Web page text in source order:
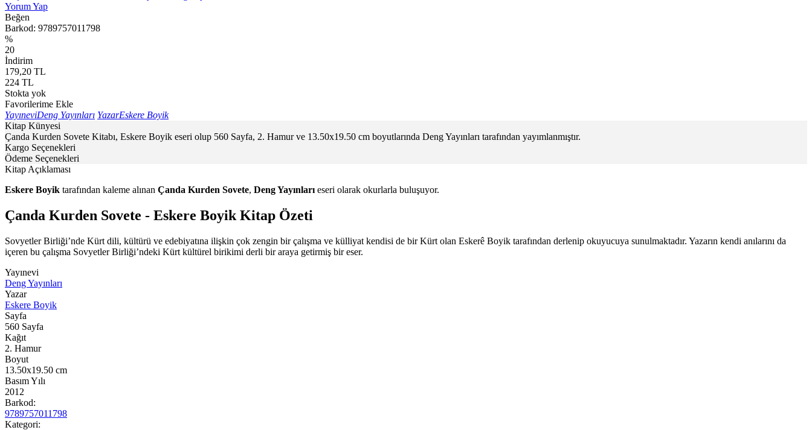
Yorum Yap
Beğen
Barkod: 9789757011798
%
20
İndirim
179,20 TL
224 TL
Stokta yok
Favorilerime Ekle
YayıneviDeng Yayınları YazarEskere Boyik
Kitap Künyesi
Çanda Kurden Sovete Kitabı, Eskere Boyik eseri olup 560 Sayfa, 2. Hamur ve 13.50x19.50 cm boyutlarında Deng Yayınları tarafından yayımlanmıştır.
Kargo Seçenekleri
Ödeme Seçenekleri
Kitap Açıklaması
Eskere Boyik tarafından kaleme alınan Çanda Kurden Sovete, Deng Yayınları eseri olarak okurlarla buluşuyor.
Çanda Kurden Sovete - Eskere Boyik Kitap Özeti
Sovyetler Birliği’nde Kürt dili, kültürü ve edebiyatına ilişkin çok zengin bir çalışma ve külliyat kendisi de bir Kürt olan Eskerê Boyik tarafından derlenip okuyucuya sunulmaktadır. Yazarın kendi anılarını da
içeren bu çalışma Sovyetler Birliği’ndeki Kürt kültürel birikimi derli bir araya getirmiş bir eser.
Yayınevi
Deng Yayınları
Yazar
Eskere Boyik
Sayfa
560 Sayfa
Kağıt
2. Hamur
Boyut
13.50x19.50 cm
Basım Yılı
2012
Barkod:
9789757011798
Kategori: